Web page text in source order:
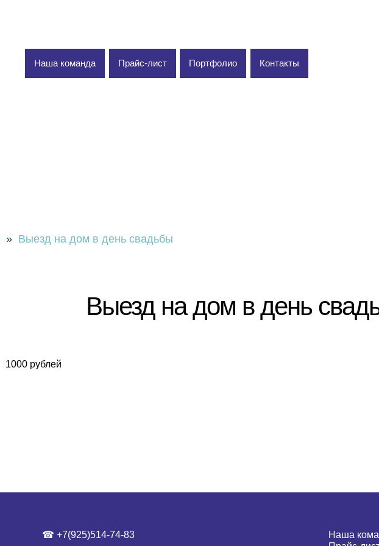
Наша команда Прайс-лист Портфолио Контакты
» Выезд на дом в день свадьбы
Выезд на дом в день
1000 рублей
☎ +7(925)514-74-83
Наша